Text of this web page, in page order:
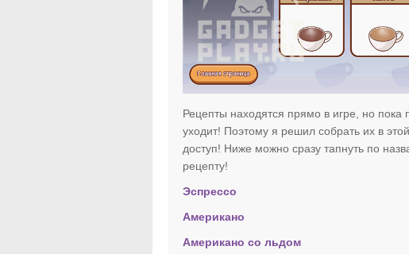
Рецепты находятся прямо в игре, но пока
уходит! Поэтому я решил собрать их в
доступ! Ниже можно сразу тапнуть по
рецепту!
Эспрессо
Американо
Американо со льдом